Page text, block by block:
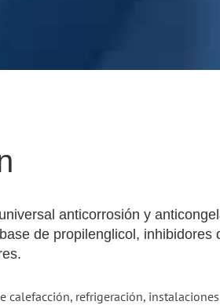
anticorrosión y
de propilenglicol, inhibidores
calefacción, refrigeración,